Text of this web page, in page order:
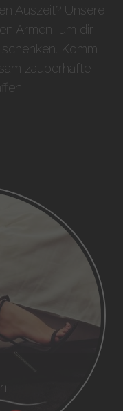
Auszeit? Unsere
Armen, um dir
Komm
zauberhafte